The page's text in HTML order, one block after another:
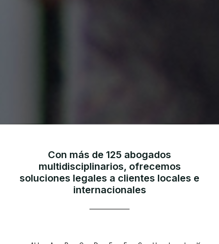
Con más de 125 abogados
multidisciplinarios, ofrecemos
soluciones legales a clientes locales e
internacionales